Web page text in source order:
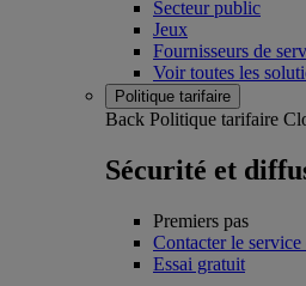
Secteur public
Jeux
Fournisseurs de
Voir toutes les
Politique tarifaire
Back Politique tarifaire
Sécurité et
Premiers pas
Contacter le
Essai gratuit